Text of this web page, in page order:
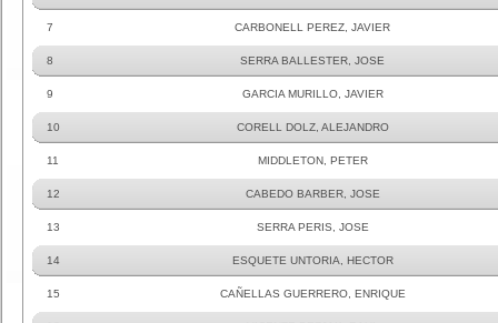
7 CARBONELL PEREZ, JAVIER
8 SERRA BALLESTER, JOSE
9 GARCIA MURILLO, JAVIER
10 CORELL DOLZ, ALEJANDRO
11 MIDDLETON, PETER
12 CABEDO BARBER, JOSE
13 SERRA PERIS, JOSE
14 ESQUETE UNTORIA, HECTOR
15 CAÑELLAS GUERRERO, ENRIQUE